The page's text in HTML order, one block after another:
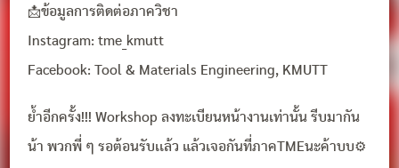
📩ข้อมูลการติดต่อภาควิชา
Instagram: tme_kmutt
Facebook: Tool & Materials Engineering, KMUTT
ย้ำอีกครั้ง!!! Workshop ลงทะเบียนหน้างานเท่านั้น รีบมากัน
น้า พวกพี่ ๆ รอต้อนรับเเล้ว แล้วเจอกันที่ภาคTMEนะค้าบบ⚙